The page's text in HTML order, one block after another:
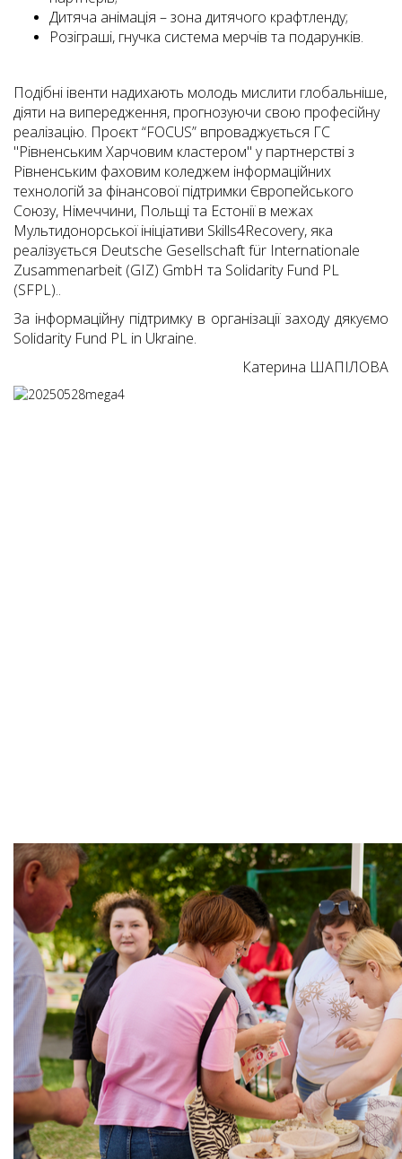
Дитяча анімація – зона дитячого крафтленду;
Розіграші, гнучка система мерчів та подарунків.
Подібні івенти надихають молодь мислити глобальніше,
діяти на випередження, прогнозуючи свою професійну
реалізацію. Проєкт “FOCUS” впроваджується ГС
"Рівненським Харчовим кластером" у партнерстві з
Рівненським фаховим коледжем інформаційних
технологій за фінансової підтримки Європейського
Союзу, Німеччини, Польщі та Естонії в межах
Мультидонорської ініціативи Skills4Recovery, яка
реалізується Deutsche Gesellschaft für Internationale
Zusammenarbeit (GIZ) GmbH та Solidarity Fund PL
(SFPL)..
За інформаційну підтримку в організації заходу дякуємо
Solidarity Fund PL in Ukraine.
Катерина ШАПІЛОВА